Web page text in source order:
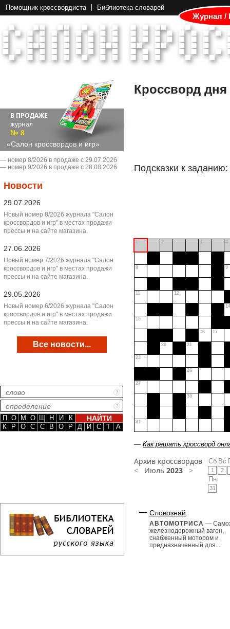
Помощник кроссвордиста Библиотека словарей
Журнал /
В ПРОДАЖЕ
журнал
№ 8
«Салон кроссвордов и игр»
― номер 8/2026 в продаже с 29.07.2026
― номер 9/2026 в продаже с 28.08.2026
Новости
29.07.2026
Новый номер 8/2026 журнала "Салон
кроссвордов и игр" в местах продажи
прессы и на сайте магазина.
27.06.2026
Новый номер 7/2026 журнала "Салон
кроссвордов и игр" в местах продажи
прессы и на сайте магазина.
29.05.2026
Новый номер 6/2026 журнала "Салон
кроссвордов и игр" в местах продажи
прессы и на сайте магазина.
Все новости...
П О М О Щ Н И
К
К
Р О С С В О Р Д И С Т А
Кроссворд дня
Подсказки к заданию:
1 2 3 4
8 9
11 12
14
15
16 17
20 21
23
26
27
30
31
— Как решать кроссворд
Архив кроссвордов
< Июль 2023 >
Сб
1
Вс
2
Пн
31
Словознай
АВТОМОТРИСА —
железнодорожный вагон,
снабженный мотором и
предназначенный для...